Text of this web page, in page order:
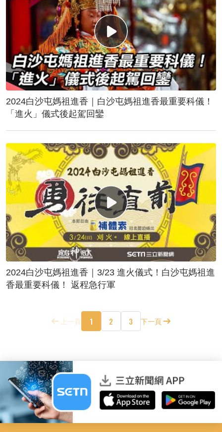
2024白沙屯媽祖進香｜白沙屯媽祖進香最重要科儀！
「進火」儀式後起駕回鑾
2024白沙屯媽祖進香｜3/23 進火儀式！白沙屯媽祖進
香最重要科儀！ 返程急行軍
上一頁 1 2 3 下一頁